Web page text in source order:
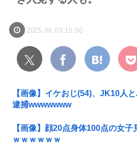
2025.06.03 15:00
【画像】イケおじ(54)、JK10人
逮捕wwwwwww
【画像】顔20点身体100点の女
ｗｗｗｗｗｗ